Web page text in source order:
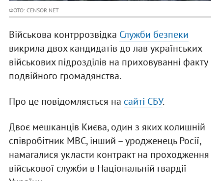
ФОТО: CENSOR.NET
Військова контррозвідка Служби безпеки
викрила двох кандидатів до лав українських
військових підрозділів на приховуванні факту
подвійного громадянства.
Про це повідомляється на сайті СБУ.
Двоє мешканців Києва, один з яких колишній
співробітник МВС, інший – уродженець Росії,
намагалися укласти контракт на проходження
військової служби в Національній гвардії